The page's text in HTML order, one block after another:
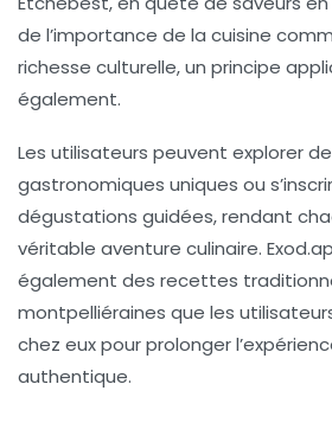
de l’importance de la cuisine
richesse culturelle, un principe
également.
Les utilisateurs peuvent explorer
gastronomiques uniques ou
dégustations guidées, rendant
véritable aventure culinaire.
également des recettes
montpelliéraines que les
chez eux pour prolonger
authentique.